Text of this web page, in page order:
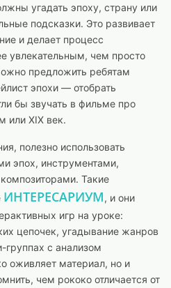
угадать эпоху, страну или
подсказки. Это развивает
и делает процесс
увлекательным, чем просто
предложить ребятам
эпохи — отобрать
бы звучать в фильме про
или XIX век.
полезно использовать
эпох, инструментами,
Такие
ИНТЕРЕСАРИУМ, и они
игр на уроке:
цепочек, угадывание жанров
группах с анализом
оживляет материал, но и
чем рококо отличается от